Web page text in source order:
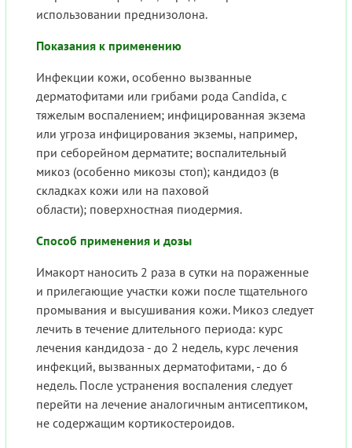
использовании преднизолона.
Показания к применению
Инфекции кожи, особенно вызванные
дерматофитами или грибами рода Candida, с
тяжелым воспалением; инфицированная экзема
или угроза инфицирования экземы, например,
при себорейном дерматите; воспалительный
микоз (особенно микозы стоп); кандидоз (в
складках кожи или на паховой
области); поверхностная пиодермия.
Способ применения и дозы
Имакорт наносить 2 раза в сутки на пораженные
и прилегающие участки кожи после тщательного
промывания и высушивания кожи. Микоз следует
лечить в течение длительного периода: курс
лечения кандидоза - до 2 недель, курс лечения
инфекций, вызванных дерматофитами, - до 6
недель. После устранения воспаления следует
перейти на лечение аналогичным антисептиком,
не содержащим кортикостероидов.